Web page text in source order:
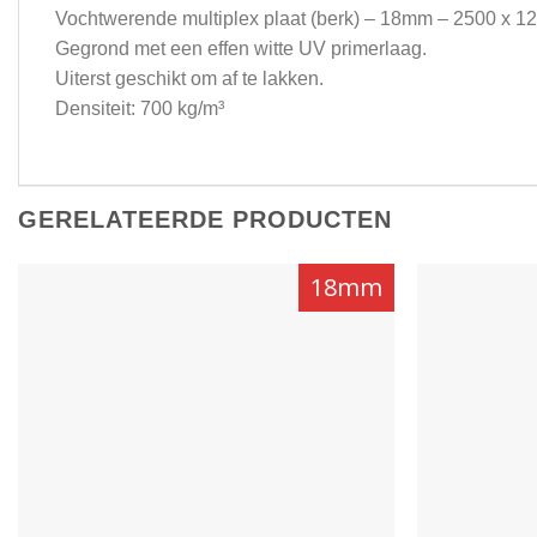
Vochtwerende multiplex plaat (berk) – 18mm – 2500 x
Gegrond met een effen witte UV primerlaag.
Uiterst geschikt om af te lakken.
Densiteit: 700 kg/m³
GERELATEERDE PRODUCTEN
18mm